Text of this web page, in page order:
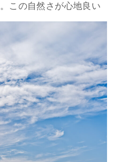
この自然さが心地良い